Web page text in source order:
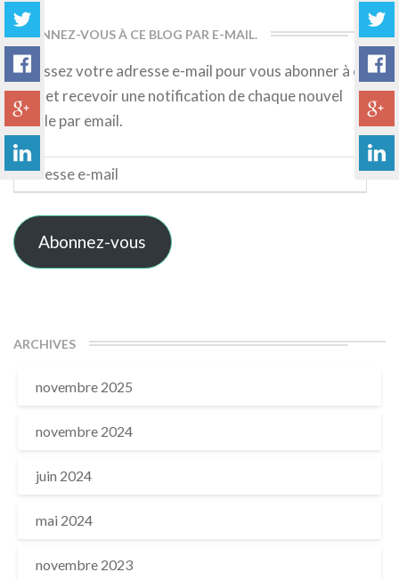
ABONNEZ-VOUS À CE BLOG PAR E-MAIL.
Saisissez votre adresse e-mail pour vous abonner à ce
blog et recevoir une notification de chaque nouvel
article par email.
Adresse
e-
mail
Abonnez-vous
ARCHIVES
novembre 2025
novembre 2024
juin 2024
mai 2024
novembre 2023